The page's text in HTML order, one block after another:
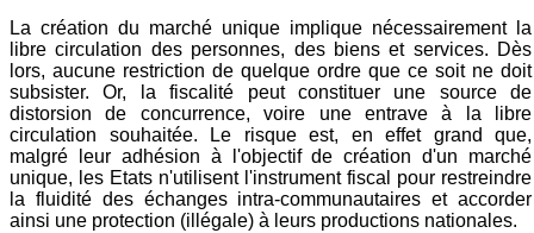
La création du marché unique implique nécessairement la
libre circulation des personnes, des biens et services. Dès
lors, aucune restriction de quelque ordre que ce soit ne doit
subsister. Or, la fiscalité peut constituer une source de
distorsion de concurrence, voire une entrave à la libre
circulation souhaitée. Le risque est, en effet grand que,
malgré leur adhésion à l'objectif de création d'un marché
unique, les Etats n'utilisent l'instrument fiscal pour restreindre
la fluidité des échanges intra-communautaires et accorder
ainsi une protection (illégale) à leurs productions nationales.